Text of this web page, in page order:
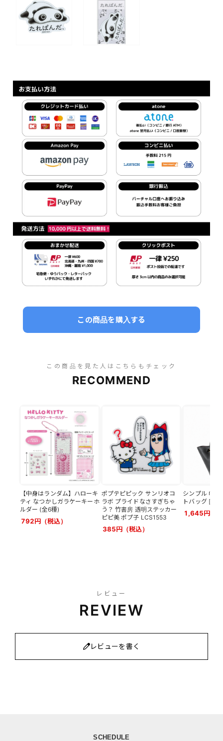
この商品を購入する
この商品を見た人はこちらもチェック
RECOMMEND
【中身はランダム】ハローキ
ティ なつかしガラケーキーホ
ルダー (全6種)
792円（税込）
ポプテピピック サンリオコ
ラボ プライドなさすぎちゃ
う？ 竹書房 透明ステッカー
ピピ美 ポプ子 LCS1553
385円（税込）
シンプル 巾着
トバッグ [バ
1,645円（
レビュー
REVIEW
レビューを書く
SCHEDULE